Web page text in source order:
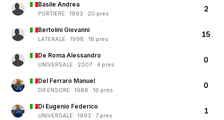
Basile Andrea
PORTIERE · 1993 · 20 pres
2
Bertolini Giovanni
LATERALE · 1998 · 18 pres
15
De Roma Alessandro
UNIVERSALE · 2007 · 4 pres
0
Del Ferraro Manuel
DIFENSORE · 1988 · 16 pres
0
Di Eugenio Federico
UNIVERSALE · 1993 · 7 pres
1